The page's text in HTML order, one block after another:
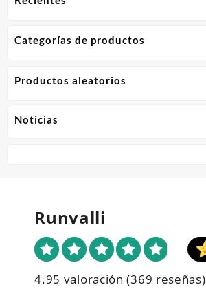
Categorías de productos
Productos aleatorios
Noticias
Runvalli
4.95 valoración (369 reseñas)